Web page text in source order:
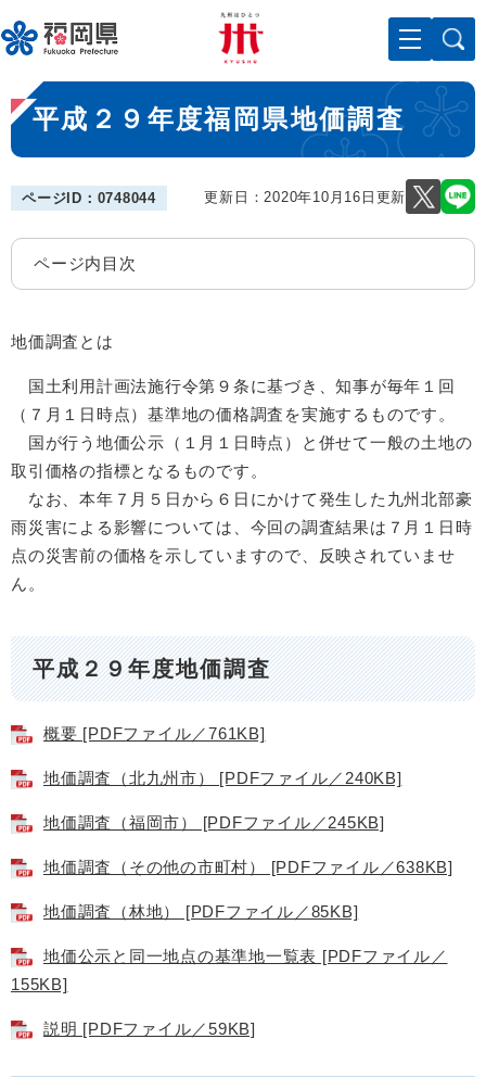
ー
ジ
先
頭
で
メニューを飛ばして本文へ
本
文
平成２９年度福岡県地価調査
ページID：0748044 更新日：2020年10月16日更新
ページ内目次
地価調査とは
国土利用計画法施行令第９条に基づき、知事が毎年１回
（７月１日時点）基準地の価格調査を実施するものです。
国が行う地価公示（１月１日時点）と併せて一般の土地の
取引価格の指標となるものです。
なお、本年７月５日から６日にかけて発生した九州北部豪
雨災害による影響については、今回の調査結果は７月１日時
点の災害前の価格を示していますので、反映されていませ
ん。
平成２９年度地価調査
概要 [PDFファイル／761KB]
地価調査（北九州市） [PDFファイル／240KB]
地価調査（福岡市） [PDFファイル／245KB]
地価調査（その他の市町村） [PDFファイル／638KB]
地価調査（林地） [PDFファイル／85KB]
地価公示と同一地点の基準地一覧表 [PDFファイル／
155KB]
説明 [PDFファイル／59KB]